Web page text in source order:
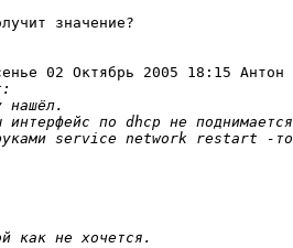
значение?
02 Октябрь 2005 18:15